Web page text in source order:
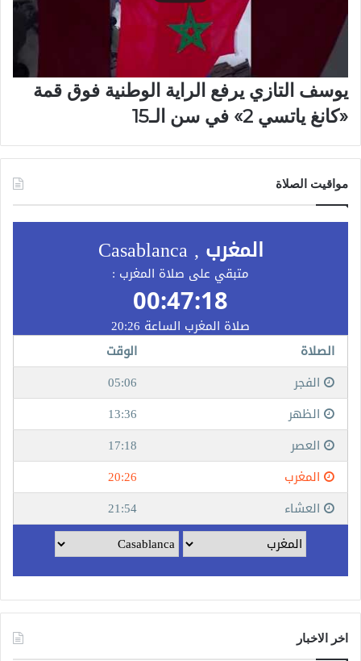
يوسف التازي يرفع الراية الوطنية فوق قمة
«كانغ ياتسي 2» في سن الـ15
مواقيت الصلاة
اخر الاخبار